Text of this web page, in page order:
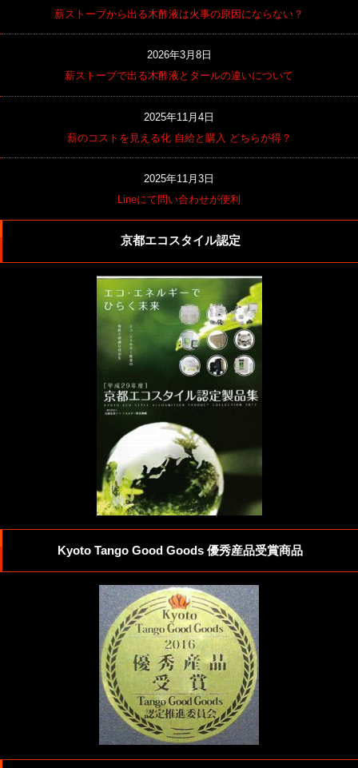
薪ストーブから出る木酢液は火事の原因にならない？
2026年3月8日
薪ストーブで出る木酢液とタールの違いについて
2025年11月4日
薪のコストを見える化 自給と購入 どちらが得？
2025年11月3日
Lineにて問い合わせが便利
京都エコスタイル認定
Kyoto Tango Good Goods 優秀産品受賞商品